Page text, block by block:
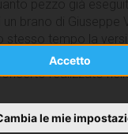
Accetto
le mie
in quanto
realizzato
riproporlo in